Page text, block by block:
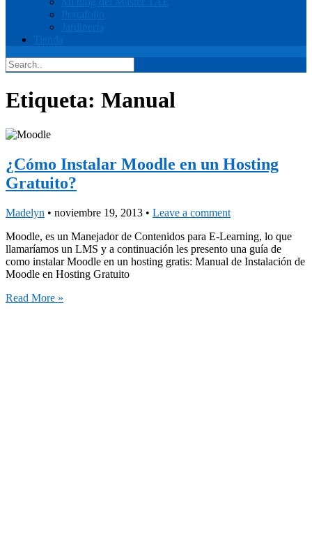
Etiqueta: Manual
¿Cómo Instalar Moodle en un Hosting
Gratuito?
Madelyn • noviembre 19, 2013 • Leave a comment
Moodle, es un Manejador de Contenidos para E-Learning, lo que
llamaríamos un LMS y a continuación les presento una guía de
como instalar Moodle en un hosting gratis: Manual de Instalación de
Moodle en Hosting Gratuito
Read More »